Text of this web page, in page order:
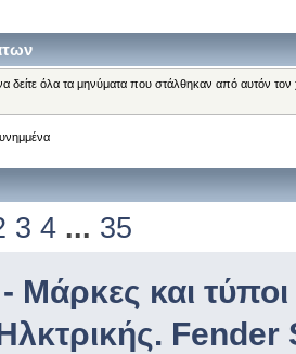
δείτε όλα τα μηνύματα που στάλθηκαν από αυτόν
3 4 ... 35
Μάρκες και τύποι